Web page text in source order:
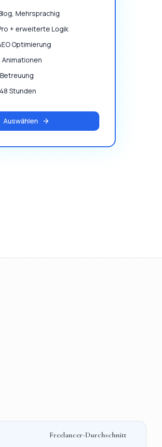
Mehrsprachig
+ erweiterte Logik
Optimierung
Animationen
Stunden
Auswählen
Freelancer-Durchschnitt